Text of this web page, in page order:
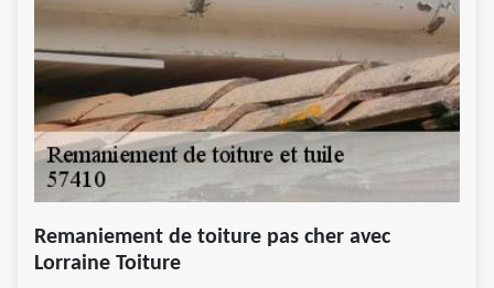
Remaniement de toiture pas cher avec
Lorraine Toiture